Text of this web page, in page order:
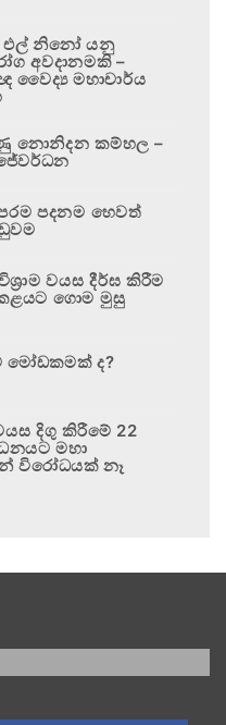
එල් නිනෝ යනු
අවදානමකි –
වෛද්‍ය මහාචාර්ය
නොනිදන කම්හල –
පදනම හෙවත්
වයස දීර්ඝ කිරීම
ගොම මුසු
මෝඩකමක් ද?
දිගු කිරීමේ 22
මහා
විරෝධයක් නෑ